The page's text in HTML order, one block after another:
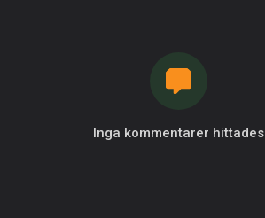
Inga kommentarer hittades